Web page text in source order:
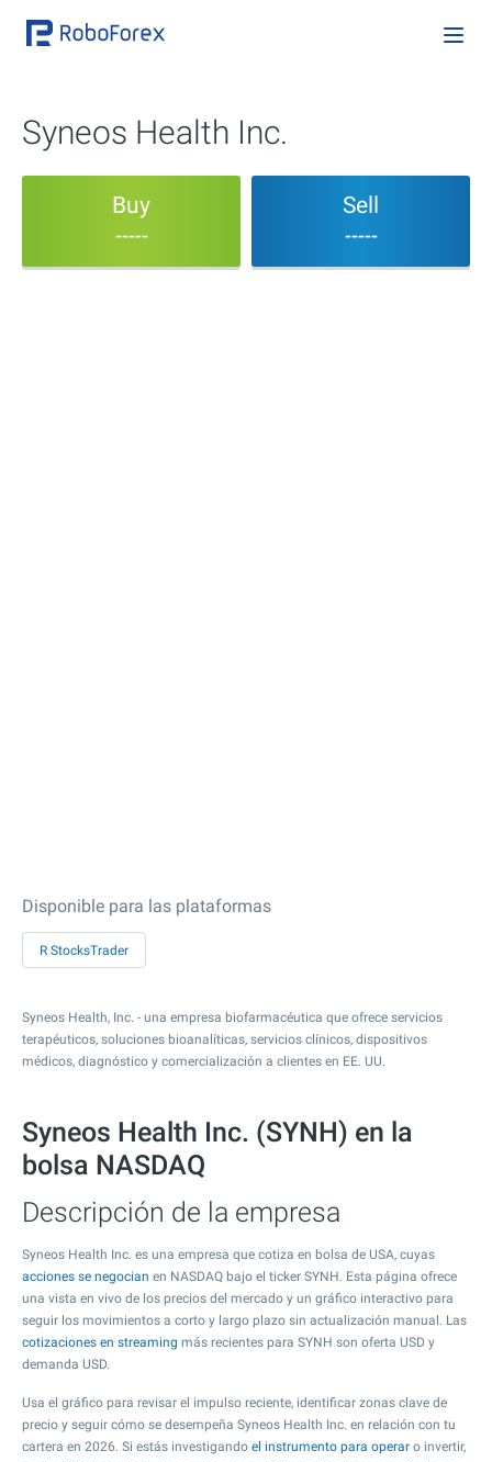
Syneos Health Inc.
Buy
-----
Sell
-----
Disponible para las plataformas
R StocksTrader
Syneos Health, Inc. - una empresa biofarmacéutica que ofrece servicios
terapéuticos, soluciones bioanalíticas, servicios clínicos, dispositivos
médicos, diagnóstico y comercialización a clientes en EE. UU.
Syneos Health Inc. (SYNH) en la
bolsa NASDAQ
Descripción de la empresa
Syneos Health Inc. es una empresa que cotiza en bolsa de USA, cuyas
acciones se negocian en NASDAQ bajo el ticker SYNH. Esta página ofrece
una vista en vivo de los precios del mercado y un gráfico interactivo para
seguir los movimientos a corto y largo plazo sin actualización manual. Las
cotizaciones en streaming más recientes para SYNH son oferta USD y
demanda USD.
Usa el gráfico para revisar el impulso reciente, identificar zonas clave de
precio y seguir cómo se desempeña Syneos Health Inc. en relación con tu
cartera en 2026. Si estás investigando el instrumento para operar o invertir,